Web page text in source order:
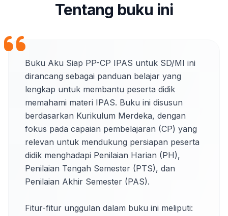
Tentang buku ini
Buku Aku Siap PP-CP IPAS untuk SD/MI ini
dirancang sebagai panduan belajar yang
lengkap untuk membantu peserta didik
memahami materi IPAS. Buku ini disusun
berdasarkan Kurikulum Merdeka, dengan
fokus pada capaian pembelajaran (CP) yang
relevan untuk mendukung persiapan peserta
didik menghadapi Penilaian Harian (PH),
Penilaian Tengah Semester (PTS), dan
Penilaian Akhir Semester (PAS).
Fitur-fitur unggulan dalam buku ini meliputi: